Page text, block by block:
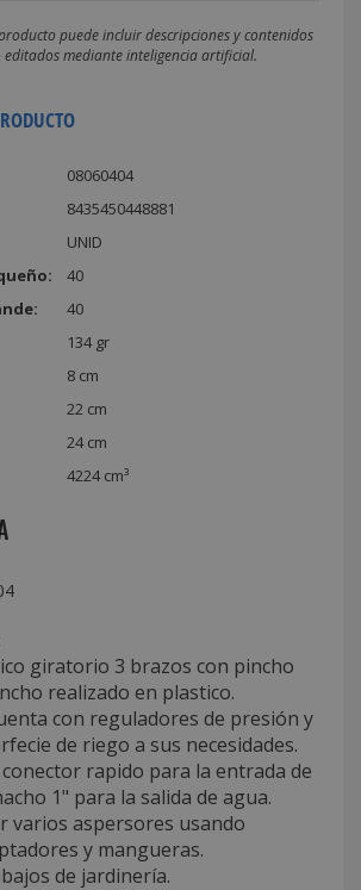
puede incluir descripciones y contenidos
editados mediante inteligencia artificial.
08060404
8435450448881
UNID
40
40
134 gr
8 cm
22 cm
24 cm
4224 cm³
giratorio 3 brazos con pincho
realizado en plastico.
con reguladores de presión y
de riego a sus necesidades.
rapido para la entrada de
1" para la salida de agua.
varios aspersores usando
y mangueras.
de jardinería.